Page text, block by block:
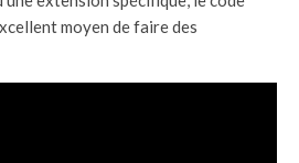
moyen de faire des